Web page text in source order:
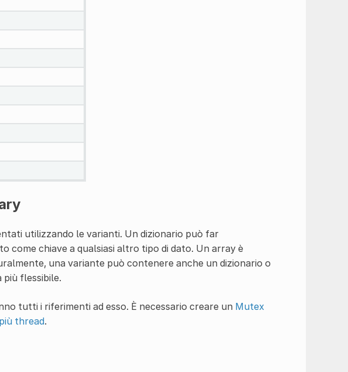
utilizzando le varianti. Un dizionario può far
come chiave a qualsiasi altro tipo di dato. Un array è
una variante può contenere anche un dizionario o
flessibile.
tutti i riferimenti ad esso. È necessario creare un Mutex
thread.